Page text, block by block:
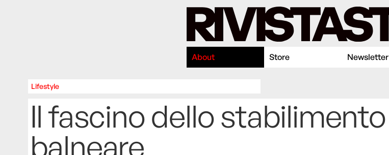
About Store Newsletter
Lifestyle
Il fascino dello stabilimento
balneare